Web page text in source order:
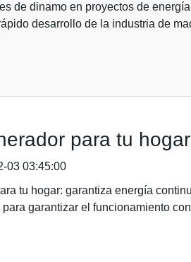
de dinamo en proyectos de
desarrollo de la industria de
para tu
03 03:45:00
tu hogar: garantiza energía
garantizar el funcionamiento